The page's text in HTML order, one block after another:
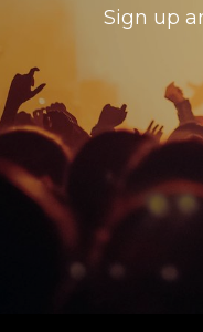
Sign up